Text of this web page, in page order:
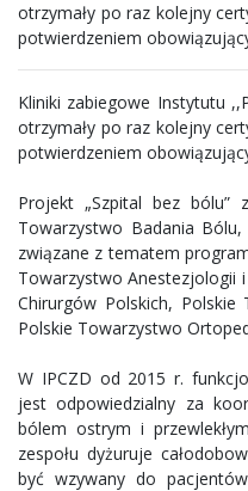
otrzymały po raz kolejny
potwierdzeniem
Kliniki zabiegowe Instytutu
otrzymały po raz kolejny
potwierdzeniem
Projekt „Szpital bez bólu”
Towarzystwo Badania
związane z tematem
Towarzystwo Anestezjologii
Chirurgów Polskich,
Polskie Towarzystwo
W IPCZD od 2015 r.
jest odpowiedzialny za
bólem ostrym i
zespołu dyżuruje
być wzywany do